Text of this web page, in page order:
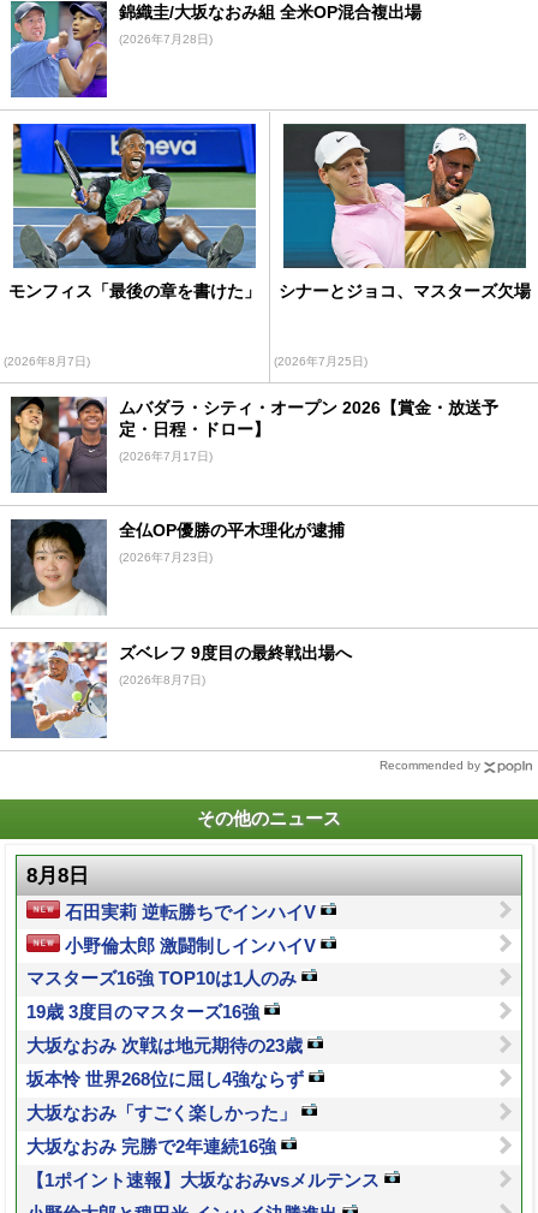
錦織圭/大坂なおみ組 全米OP混合複出場
(2026年7月28日)
モンフィス「最後の章を書けた」
(2026年8月7日)
シナーとジョコ、マスターズ欠場
(2026年7月25日)
ムバダラ・シティ・オープン 2026【賞金・放送予
定・日程・ドロー】
(2026年7月17日)
全仏OP優勝の平木理化が逮捕
(2026年7月23日)
ズベレフ 9度目の最終戦出場へ
(2026年8月7日)
Recommended by
その他のニュース
8月8日
石田実莉 逆転勝ちでインハイV
小野倫太郎 激闘制しインハイV
マスターズ16強 TOP10は1人のみ
19歳 3度目のマスターズ16強
大坂なおみ 次戦は地元期待の23歳
坂本怜 世界268位に屈し4強ならず
大坂なおみ「すごく楽しかった」
大坂なおみ 完勝で2年連続16強
【1ポイント速報】大坂なおみvsメルテンス